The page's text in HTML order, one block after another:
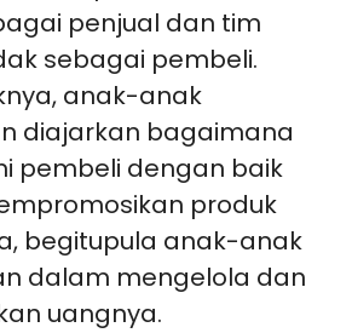
penjual dan tim
sebagai pembeli.
anak-anak
diajarkan bagaimana
pembeli dengan baik
produk
begitupula anak-anak
dalam mengelola dan
uangnya.